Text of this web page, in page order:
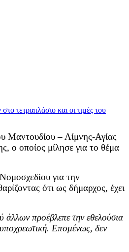
Μαντουδίου – Λίμνης-Αγίας
ο οποίος μίλησε για το θέμα
για την
ότι ως δήμαρχος, έχει
προέβλεπε την εθελούσια
Επομένως, δεν